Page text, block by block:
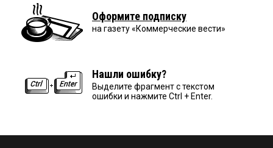
Оформите подписку
на газету «Коммерческие вести»
Нашли ошибку?
Выделите фрагмент с текстом
ошибки и нажмите Ctrl + Enter.